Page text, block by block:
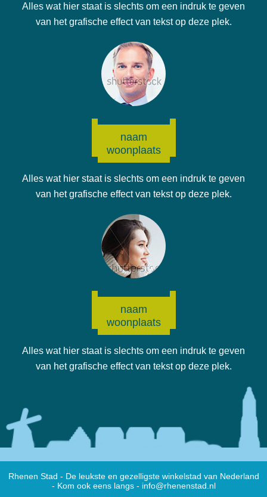
Alles wat hier staat is slechts om een indruk te geven
van het grafische effect van tekst op deze plek.
naam
woonplaats
Alles wat hier staat is slechts om een indruk te geven
van het grafische effect van tekst op deze plek.
naam
woonplaats
Alles wat hier staat is slechts om een indruk te geven
van het grafische effect van tekst op deze plek.
Rhenen Stad - De leukste en gezelligste winkelstad van Nederland
- Kom ook eens langs - info@rhenenstad.nl